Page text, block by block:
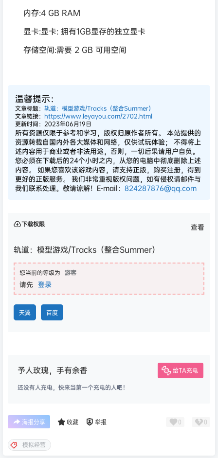
内存:4 GB RAM
显卡:显卡: 拥有1GB显存的独立显卡
存储空间:需要 2 GB 可用空间
温馨提示：
文章标题： 轨道：模型游戏/Tracks（整合Summer）
文章链接： https://www.leyayou.com/2702.html
更新时间：2023年06月19日
所有资源仅限于参考和学习，版权归原作者所有。 本站提供的
资源转载自国内外各大媒体和网络，仅供试玩体验； 不得将上
述内容用于商业或者非法用途，否则，一切后果请用户自负。
您必须在下载后的24个小时之内，从您的电脑中彻底删除上述
内容。 如果您喜欢该游戏内容，请支持正版，购买注册，得到
更好的正版服务。 我们非常重视版权问题，如有侵权请邮件与
我们联系处理。敬请谅解！E-mail： 824287876@qq.com
下载权限 查看
轨道：模型游戏/Tracks（整合Summer）
您当前的等级为 游客
请先 登录
天翼 百度
予人玫瑰，手有余香 给TA充电
还没有人充电，快来当第一个充电的人吧！
海报分享 收藏 举报 0 0
模拟经营